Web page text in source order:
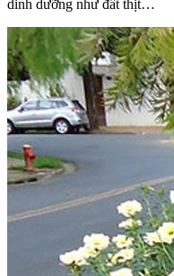
dinh dưỡng như đất thịt…